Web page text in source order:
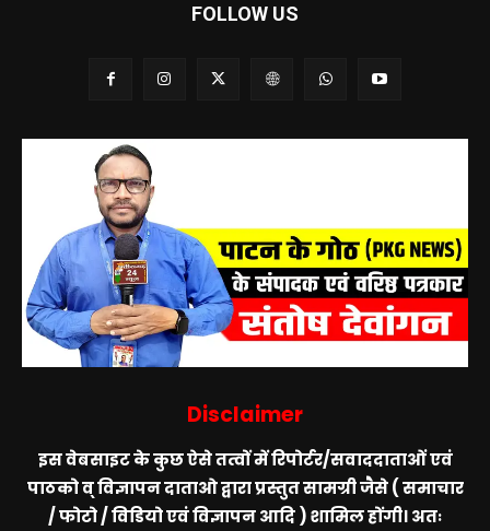
FOLLOW US
Disclaimer
इस वेबसाइट के कुछ ऐसे तत्वों में रिपोर्टर/सवाददाताओं एवं
पाठको व् विज्ञापन दाताओ द्वारा प्रस्तुत सामग्री जैसे ( समाचार
/ फोटो / विडियो एवं विज्ञापन आदि ) शामिल होंगी। अतः